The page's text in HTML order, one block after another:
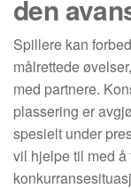
den
Spillere kan
målrettede
med partnere.
plassering er
spesielt under
vil hjelpe til med